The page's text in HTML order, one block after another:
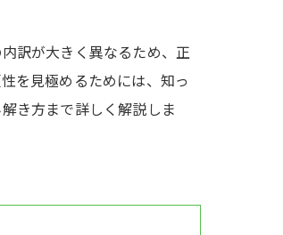
訳が大きく異なるため、正
を見極めるためには、知っ
き方まで詳しく解説しま